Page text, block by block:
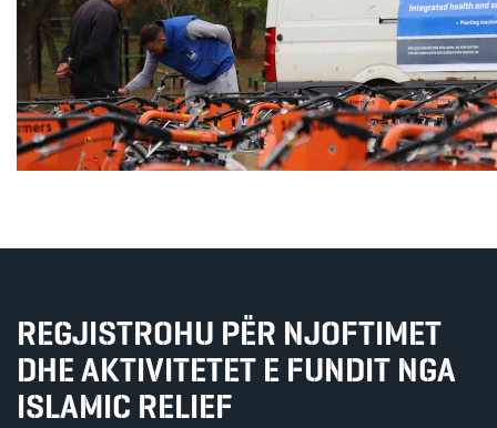
REGJISTROHU PËR NJOFTIMET
DHE AKTIVITETET E FUNDIT NGA
ISLAMIC RELIEF